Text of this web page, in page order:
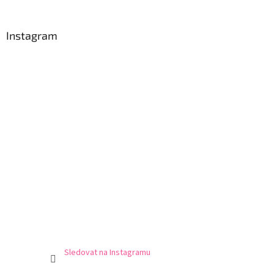
Instagram
Sledovat na Instagramu